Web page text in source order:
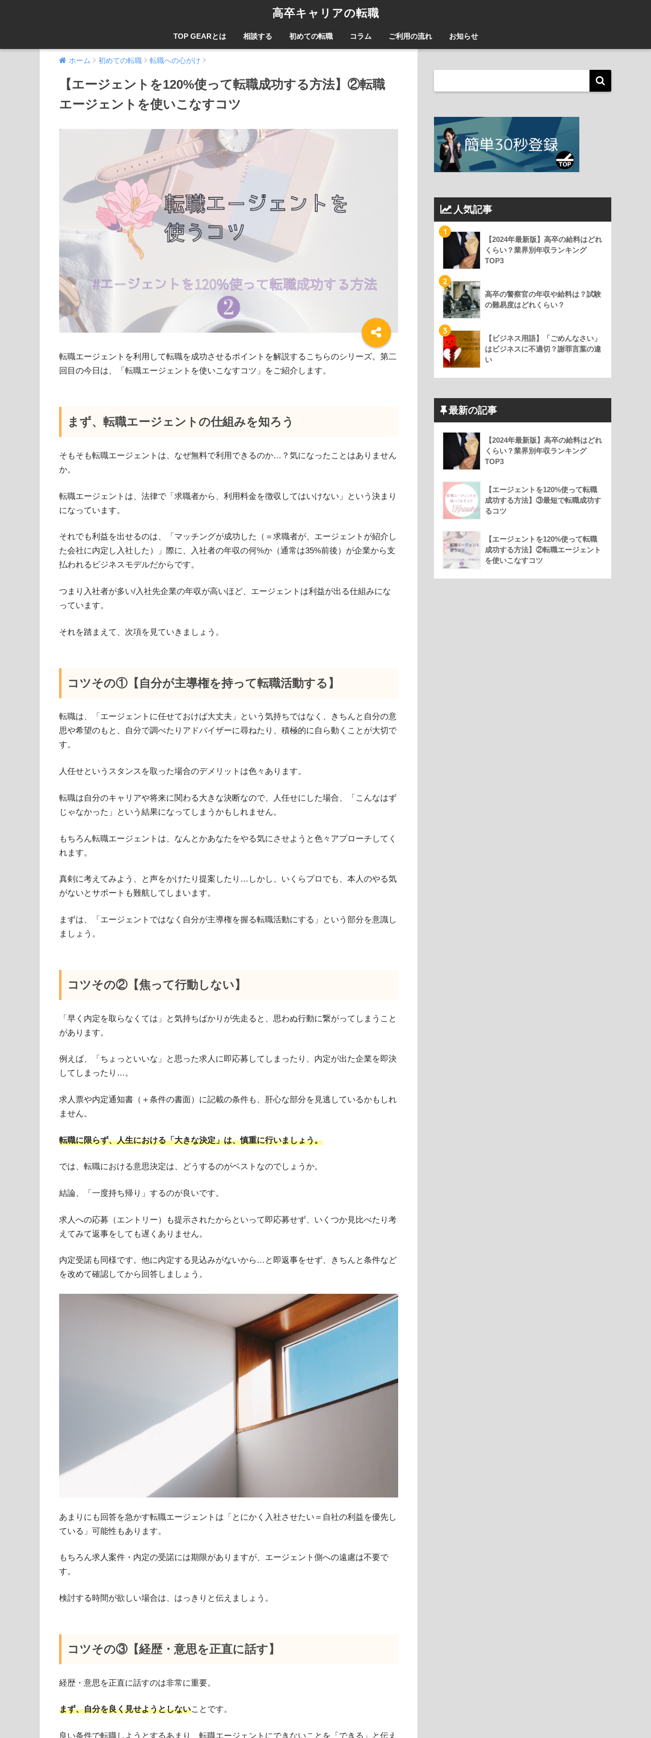
高卒キャリアの転職
TOP GEARとは 相談する 初めての転職 コラム ご利用の流れ お知らせ
ホーム 初めての転職 転職への心がけ
【エージェントを120%使って転職成功する方法】②転職
エージェントを使いこなすコツ
転職エージェントを利用して転職を成功させるポイントを解説するこちらのシリーズ。第二
回目の今日は、「転職エージェントを使いこなすコツ」をご紹介します。
まず、転職エージェントの仕組みを知ろう
そもそも転職エージェントは、なぜ無料で利用できるのか…？気になったことはありません
か。
転職エージェントは、法律で「求職者から、利用料金を徴収してはいけない」という決まり
になっています。
それでも利益を出せるのは、「マッチングが成功した（＝求職者が、エージェントが紹介し
た会社に内定し入社した）」際に、入社者の年収の何%か（通常は35%前後）が企業から支
払われるビジネスモデルだからです。
つまり入社者が多い/入社先企業の年収が高いほど、エージェントは利益が出る仕組みにな
っています。
それを踏まえて、次項を見ていきましょう。
コツその①【自分が主導権を持って転職活動する】
転職は、「エージェントに任せておけば大丈夫」という気持ちではなく、きちんと自分の意
思や希望のもと、自分で調べたりアドバイザーに尋ねたり、積極的に自ら動くことが大切で
す。
人任せというスタンスを取った場合のデメリットは色々あります。
転職は自分のキャリアや将来に関わる大きな決断なので、人任せにした場合、「こんなはず
じゃなかった」という結果になってしまうかもしれません。
もちろん転職エージェントは、なんとかあなたをやる気にさせようと色々アプローチしてく
れます。
真剣に考えてみよう、と声をかけたり提案したり…しかし、いくらプロでも、本人のやる気
がないとサポートも難航してしまいます。
まずは、「エージェントではなく自分が主導権を握る転職活動にする」という部分を意識し
ましょう。
コツその②【焦って行動しない】
「早く内定を取らなくては」と気持ちばかりが先走ると、思わぬ行動に繋がってしまうこと
があります。
例えば、「ちょっといいな」と思った求人に即応募してしまったり、内定が出た企業を即決
してしまったり…。
求人票や内定通知書（＋条件の書面）に記載の条件も、肝心な部分を見逃しているかもしれ
ません。
転職に限らず、人生における「大きな決定」は、慎重に行いましょう。
では、転職における意思決定は、どうするのがベストなのでしょうか。
結論、「一度持ち帰り」するのが良いです。
求人への応募（エントリー）も提示されたからといって即応募せず、いくつか見比べたり考
えてみて返事をしても遅くありません。
内定受諾も同様です。他に内定する見込みがないから…と即返事をせず、きちんと条件など
を改めて確認してから回答しましょう。
あまりにも回答を急かす転職エージェントは「とにかく入社させたい＝自社の利益を優先し
ている」可能性もあります。
もちろん求人案件・内定の受諾には期限がありますが、エージェント側への遠慮は不要で
す。
検討する時間が欲しい場合は、はっきりと伝えましょう。
コツその③【経歴・意思を正直に話す】
経歴・意思を正直に話すのは非常に重要。
まず、自分を良く見せようとしないことです。
良い条件で転職しようとするあまり、転職エージェントにできないことを「できる」と伝え
人気記事
1
【2024年最新版】高卒の給料はどれ
くらい？業界別年収ランキング
TOP3
2
高卒の警察官の年収や給料は？試験
の難易度はどれくらい？
3
【ビジネス用語】「ごめんなさい」
はビジネスに不適切？謝罪言葉の違
い
最新の記事
【2024年最新版】高卒の給料はどれ
くらい？業界別年収ランキング
TOP3
【エージェントを120%使って転職
成功する方法】③最短で転職成功す
るコツ
【エージェントを120%使って転職
成功する方法】②転職エージェント
を使いこなすコツ